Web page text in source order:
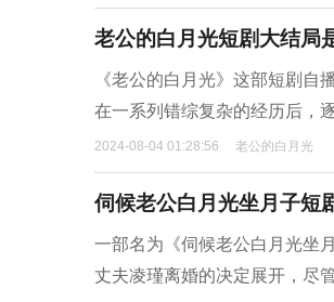
老公的白月光短剧大结局
《老公的白月光》这部短剧
在一系列错综复杂的经历后，
2024-08-04 01:28:56 老公的白月光
伺候老公白月光坐月子短
一部名为《伺候老公白月光坐
丈夫凌瑾离婚的决定展开，尽